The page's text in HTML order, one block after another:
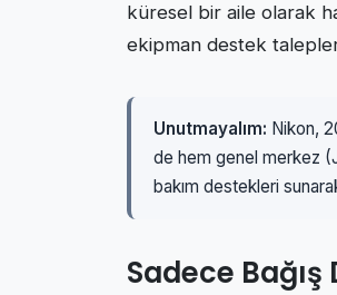
küresel bir aile olarak
ekipman destek
Unutmayalım: Nikon,
de hem genel merkez
bakım destekleri
Sadece